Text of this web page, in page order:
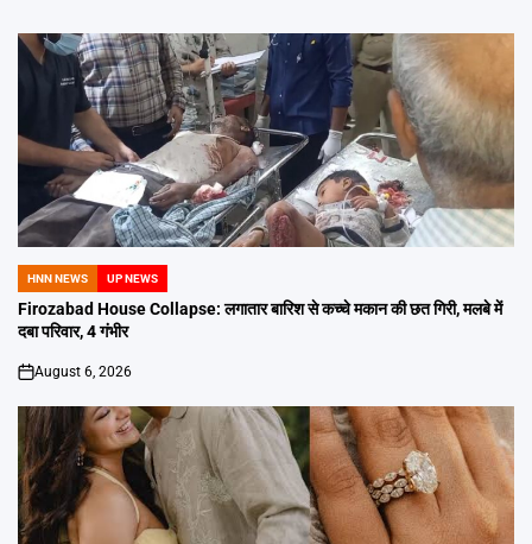
POSTED
IN
HNN NEWS UP NEWS
Firozabad House Collapse: लगातार बारिश से कच्चे मकान की छत गिरी, मलबे में
दबा परिवार, 4 गंभीर
on
August 6, 2026